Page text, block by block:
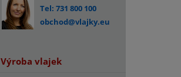
Tel: 731 800 100
obchod@vlajky.eu
Výroba vlajek